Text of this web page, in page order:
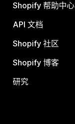
Shopify 帮助中心
API 文档
Shopify 社区
Shopify 博客
研究